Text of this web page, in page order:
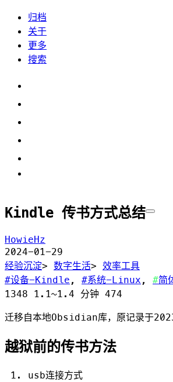
归档
关于
更多
搜索
Kindle 传书方式总结
HowieHz
2024-01-29
经验沉淀> 数字生活> 效率工具
设备-Kindle, 系统-Linux, 简
1348 1.1~1.4 分钟 474
迁移自本地Obsidian
越狱前的传书方法
usb连接方式